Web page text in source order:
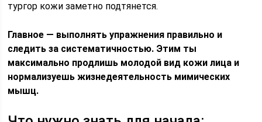
тургор кожи заметно подтянется.
Главное — выполнять упражнения правильно и
следить за систематичностью. Этим ты
максимально продлишь молодой вид кожи лица и
нормализуешь жизнедеятельность мимических
мышц.